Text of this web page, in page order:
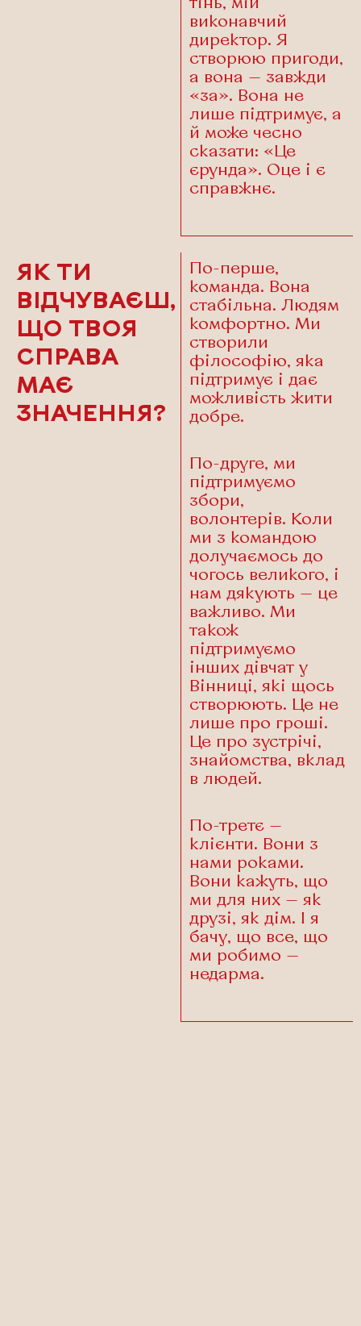
тінь, мій
виконавчий
директор. Я
створюю пригоди,
а вона — завжди
«за». Вона не
лише підтримує, а
й може чесно
сказати: «Це
єрунда». Оце і є
справжнє.
ЯК ТИ
ВІДЧУВАЄШ,
ЩО ТВОЯ
СПРАВА
МАЄ
ЗНАЧЕННЯ?
По-перше,
команда. Вона
стабільна. Людям
комфортно. Ми
створили
філософію, яка
підтримує і дає
можливість жити
добре.
По-друге, ми
підтримуємо
збори,
волонтерів. Коли
ми з командою
долучаємось до
чогось великого, і
нам дякують — це
важливо. Ми
також
підтримуємо
інших дівчат у
Вінниці, які щось
створюють. Це не
лише про гроші.
Це про зустрічі,
знайомства, вклад
в людей.
По-третє —
клієнти. Вони з
нами роками.
Вони кажуть, що
ми для них — як
друзі, як дім. І я
бачу, що все, що
ми робимо —
недарма.